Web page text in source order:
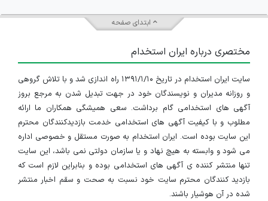
ابتدای صفحه
مختصری درباره ایران استخدام
سایت ایران استخدام در تاریخ ۱۳۹۱/۱/۱۰ راه اندازی شد و با تلاش گروهی
و روزانه مدیران و نویسندگان خود در جهت تبدیل شدن به مرجع بروز
آگهی های استخدامی گام برداشت. سعی همیشگی همکاران ما ارائه
مطلوب و با کیفیت آگهی های استخدامی خدمت بازدیدکنندگان محترم
این سایت بوده است. ایران استخدام به صورت مستقل و خصوصی اداره
می شود و وابسته به هیچ نهاد و یا سازمان دولتی نمی باشد، این سایت
تنها منتشر کننده ی آگهی های استخدامی بوده و بنابراین لازم است که
بازدید کنندگان محترم سایت خود نسبت به صحت و سقم اخبار منتشر
شده در آن هوشیار باشند.